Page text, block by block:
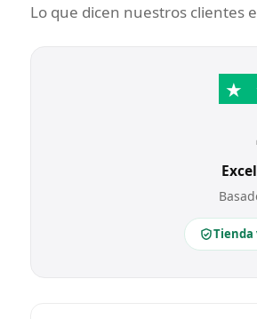
Lo que dicen nuestros clientes
★
Tienda